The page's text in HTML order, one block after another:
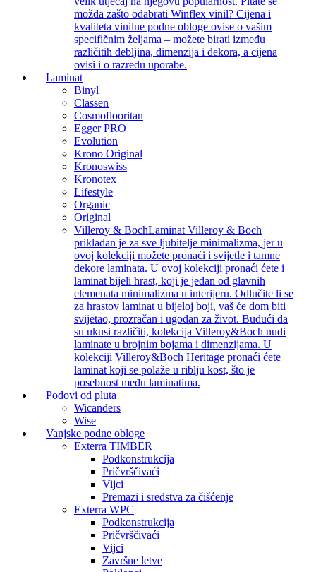
možda zašto odabrati Winflex vinil? Cijena i
kvaliteta vinilne podne obloge ovise o vašim
specifičnim željama – možete birati između
različitih debljina, dimenzija i dekora, a cijena
ovisi i o razredu uporabe.
Laminat
Binyl
Classen
Cosmoflooritan
Egger PRO
Evolution
Krono Original
Kronoswiss
Kronotex
Lifestyle
Organic
Original
Villeroy & BochLaminat Villeroy & Boch
prikladan je za sve ljubitelje minimalizma, jer u
ovoj kolekciji možete pronaći i svijetle i tamne
dekore laminata. U ovoj kolekciji pronaći ćete i
laminat bijeli hrast, koji je jedan od glavnih
elemenata minimalizma u interijeru. Odlučite li se
za hrastov laminat u bijeloj boji, vaš će dom biti
svijetao, prozračan i ugodan za život. Budući da
su ukusi različiti, kolekcija Villeroy&Boch nudi
laminate u brojnim bojama i dimenzijama. U
kolekciji Villeroy&Boch Heritage pronaći ćete
laminat koji se polaže u riblju kost, što je
posebnost među laminatima.
Podovi od pluta
Wicanders
Wise
Vanjske podne obloge
Exterra TIMBER
Podkonstrukcija
Pričvrščivaći
Vijci
Premazi i sredstva za čišćenje
Exterra WPC
Podkonstrukcija
Pričvrščivaći
Vijci
Završne letve